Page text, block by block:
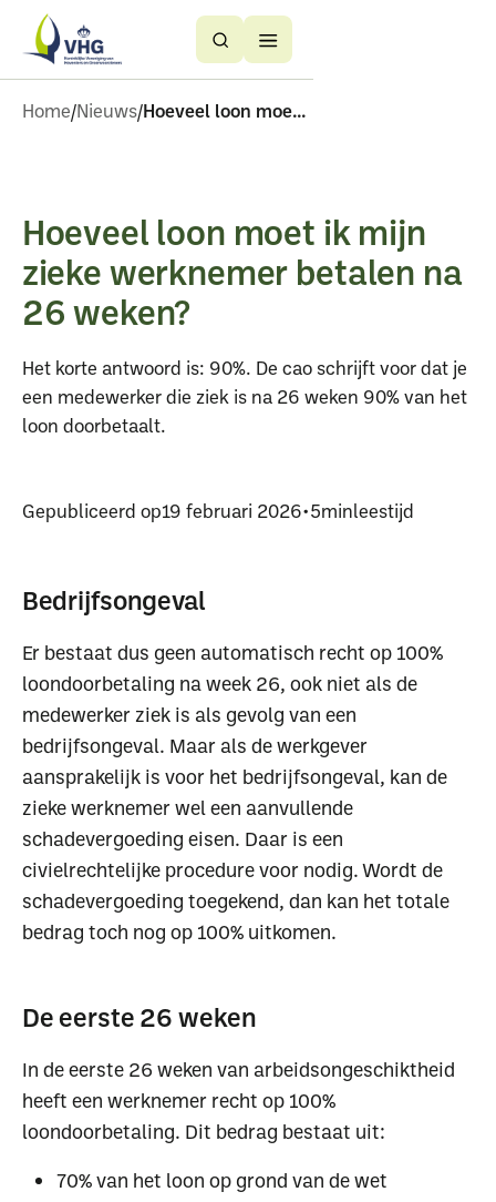
Button
Text
Button
Text
Home Nieuws Hoeveel loon moet ik mijn zieke werknemer betalen na 26 weken
Hoeveel loon moet ik mijn
zieke werknemer betalen na
26 weken?
Het korte antwoord is: 90%. De cao schrijft voor dat je
een medewerker die ziek is na 26 weken 90% van het
loon doorbetaalt.
Gepubliceerd op19 februari 2026•5minleestijd
Bedrijfsongeval
Er bestaat dus geen automatisch recht op 100%
loondoorbetaling na week 26, ook niet als de
medewerker ziek is als gevolg van een
bedrijfsongeval. Maar als de werkgever
aansprakelijk is voor het bedrijfsongeval, kan de
zieke werknemer wel een aanvullende
schadevergoeding eisen. Daar is een
civielrechtelijke procedure voor nodig. Wordt de
schadevergoeding toegekend, dan kan het totale
bedrag toch nog op 100% uitkomen.
De eerste 26 weken
In de eerste 26 weken van arbeidsongeschiktheid
heeft een werknemer recht op 100%
loondoorbetaling. Dit bedrag bestaat uit:
70% van het loon op grond van de wet